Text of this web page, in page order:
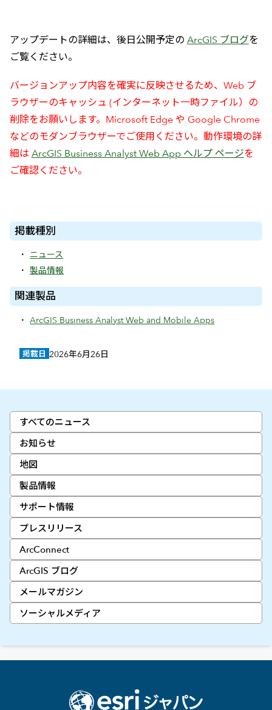
すべてのニュース
お知らせ
地図
製品情報
サポート情報
プレスリリース
ArcConnect
ArcGIS ブログ
メールマガジン
ソーシャルメディア
アップデートの詳細は、後日公開予定の ArcGIS ブログを
ご覧ください。
バージョンアップ内容を確実に反映させるため、Web ブ
ラウザーのキャッシュ (インターネット一時ファイル）の
削除をお願いします。Microsoft Edge や Google Chrome
などのモダンブラウザーでご使用ください。動作環境の詳
細は ArcGIS Business Analyst Web App ヘルプ ページを
ご確認ください。
掲載種別
ニュース
製品情報
関連製品
ArcGIS Business Analyst Web and Mobile Apps
掲載日 2026年6月26日